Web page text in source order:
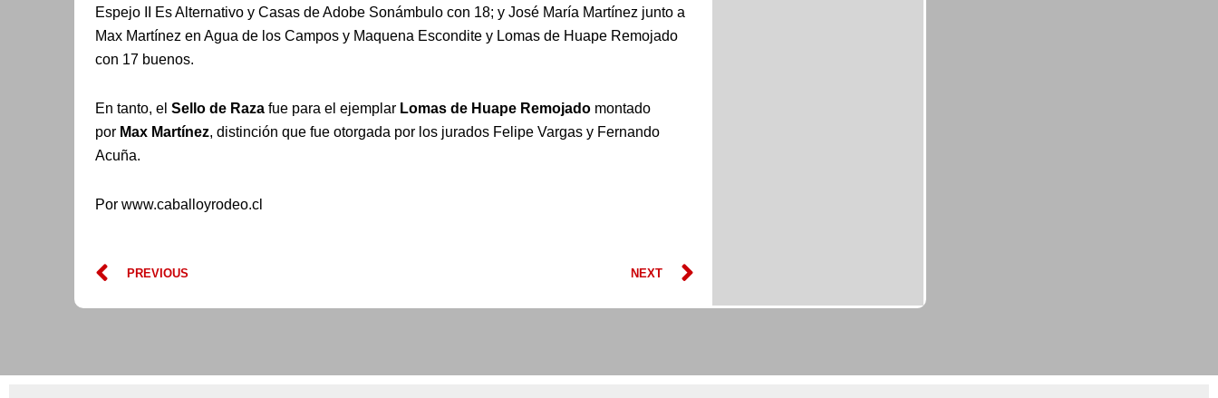
Espejo II Es Alternativo y Casas de Adobe Sonámbulo con 18; y José María Martínez junto a
Max Martínez en Agua de los Campos y Maquena Escondite y Lomas de Huape Remojado
con 17 buenos.
En tanto, el Sello de Raza fue para el ejemplar Lomas de Huape Remojado montado
por Max Martínez, distinción que fue otorgada por los jurados Felipe Vargas y Fernando
Acuña.
Por www.caballoyrodeo.cl
Prev
PREVIOUS NEXT Next